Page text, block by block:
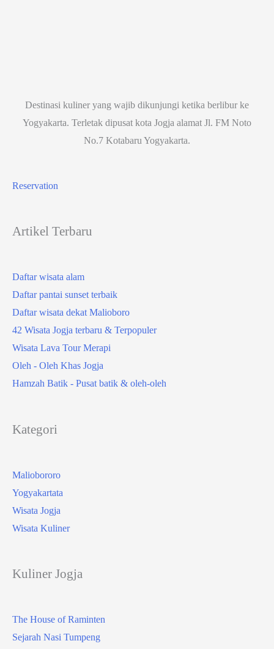
Destinasi kuliner yang wajib dikunjungi ketika berlibur ke
Yogyakarta. Terletak dipusat kota Jogja alamat Jl. FM Noto
No.7 Kotabaru Yogyakarta.
Reservation
Artikel Terbaru
Daftar wisata alam
Daftar pantai sunset terbaik
Daftar wisata dekat Malioboro
42 Wisata Jogja terbaru & Terpopuler
Wisata Lava Tour Merapi
Oleh - Oleh Khas Jogja
Hamzah Batik - Pusat batik & oleh-oleh
Kategori
Maliobororo
Yogyakartata
Wisata Jogja
Wisata Kuliner
Kuliner Jogja
The House of Raminten
Sejarah Nasi Tumpeng